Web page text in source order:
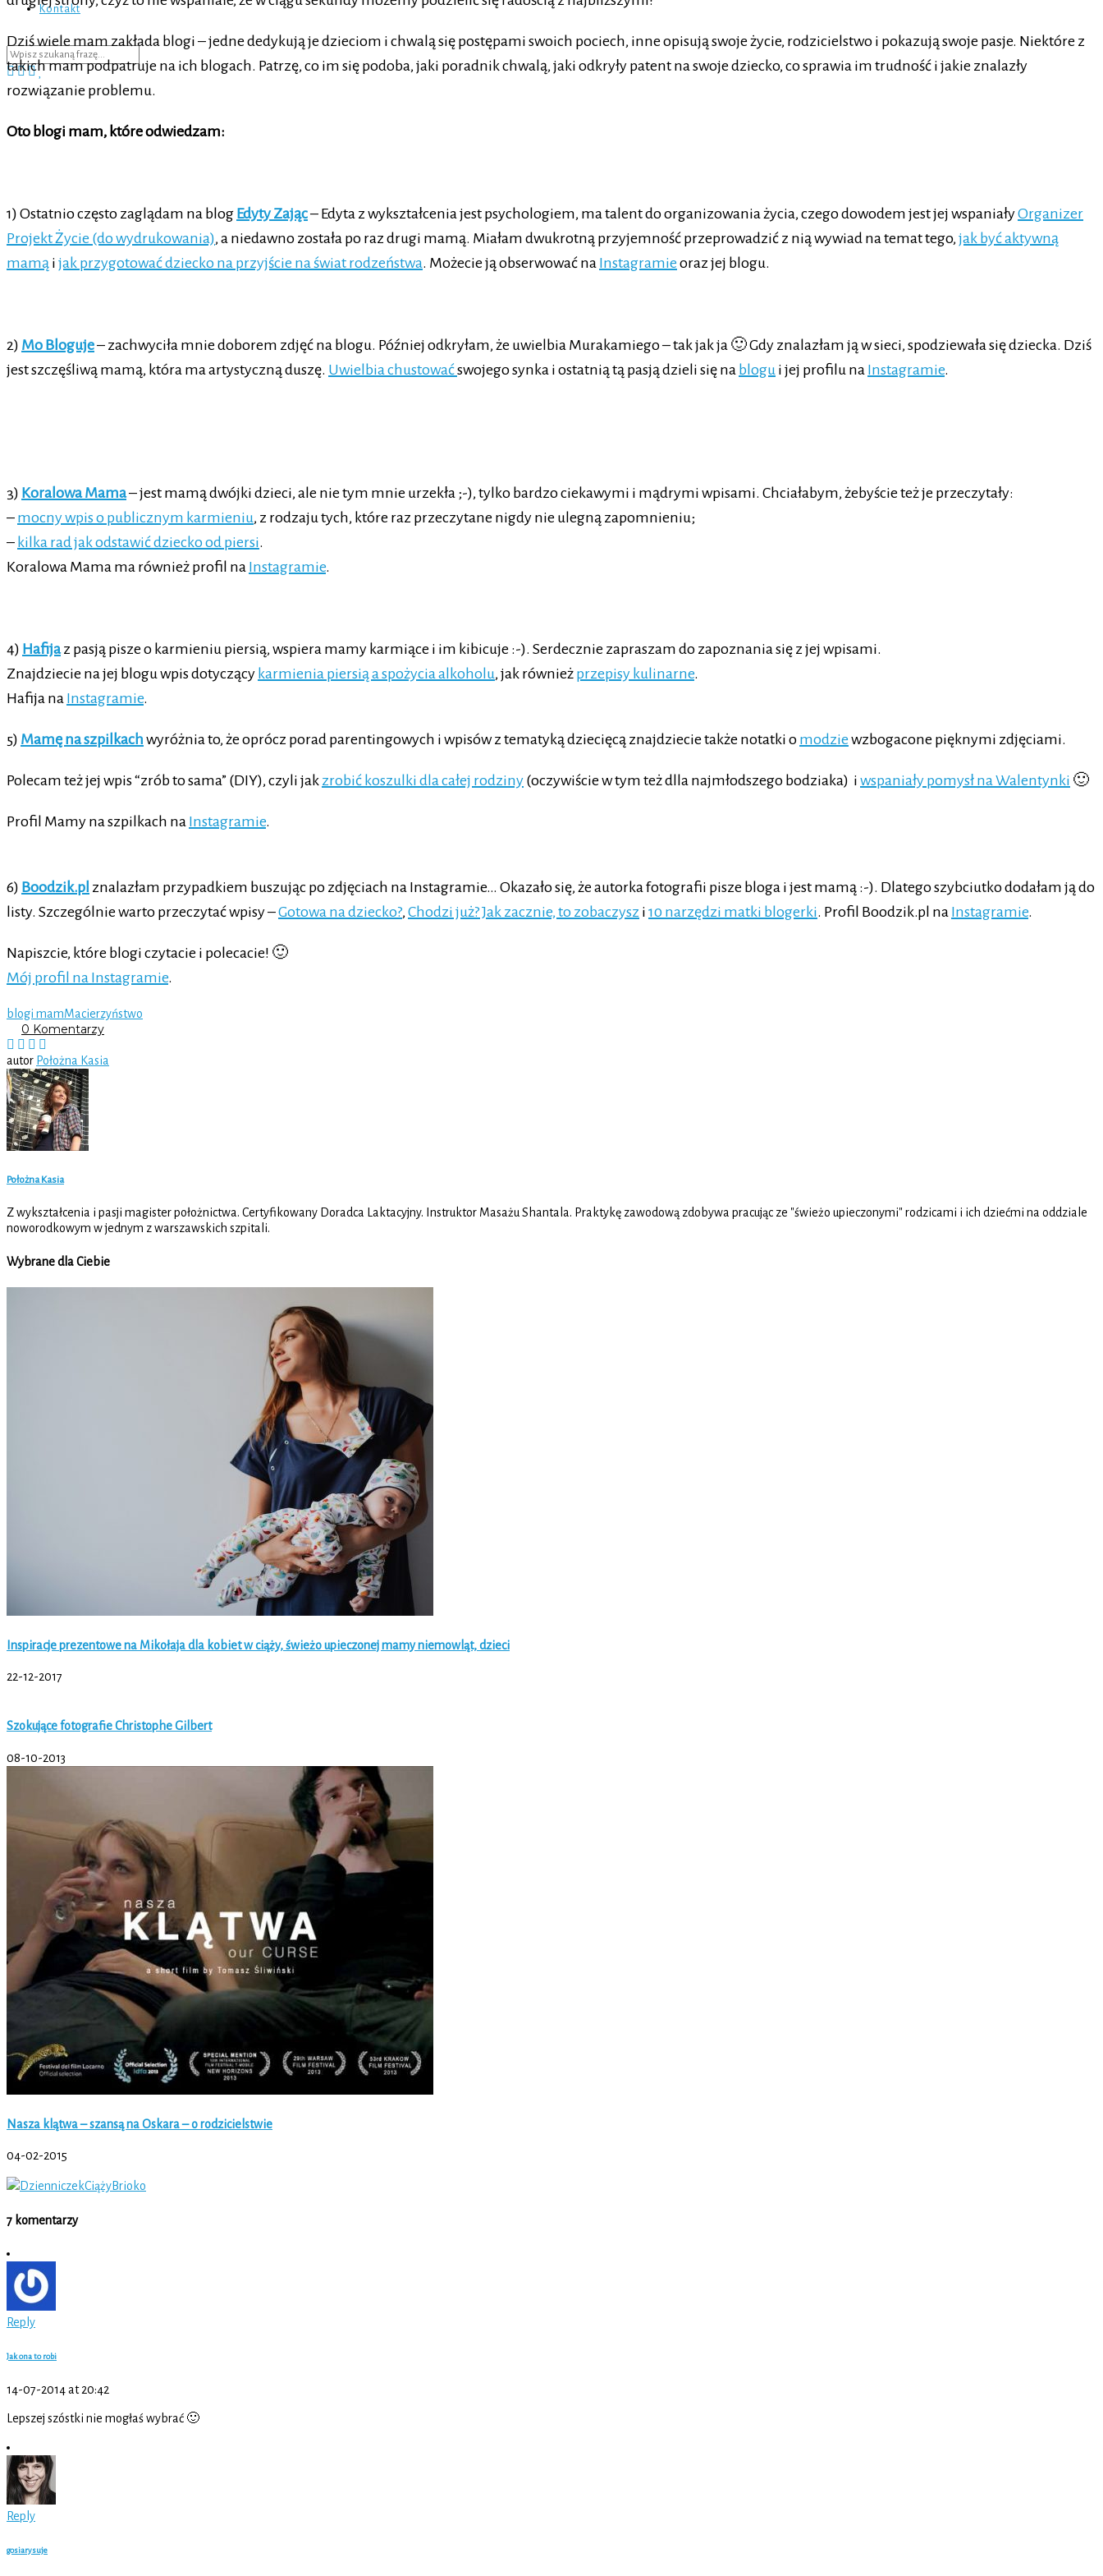
Kontakt
Dziś wiele mam zakłada blogi – jedne dedykują je dzieciom i chwalą się postępami swoich pociech, inne opisują swoje życie, rodzicielstwo i pokazują swoje pasje. Niektóre z
takich mam podpatruje na ich blogach. Patrzę, co im się podoba, jaki poradnik chwalą, jaki odkryły patent na swoje dziecko, co sprawia im trudność i jakie znalazły
rozwiązanie problemu.
Oto blogi mam, które odwiedzam:
1) Ostatnio często zaglądam na blog Edyty Zając– Edyta z wykształcenia jest psychologiem, ma talent do organizowania życia, czego dowodem jest jej wspaniałyOrganizer
Projekt Życie (do wydrukowania), a niedawno została po raz drugi mamą. Miałam dwukrotną przyjemność przeprowadzić z nią wywiad na temat tego, jak być aktywną
mamą i jak przygotować dziecko na przyjście na świat rodzeństwa. Możecie ją obserwować na Instagramie oraz jej blogu.
2) Mo Bloguje– zachwyciła mnie doborem zdjęć na blogu. Później odkryłam, że uwielbia Murakamiego – tak jak ja 🙂 Gdy znalazłam ją w sieci, spodziewała się dziecka. Dziś
jest szczęśliwą mamą, która ma artystyczną duszę. Uwielbia chustowaćswojego synka i ostatnią tą pasją dzieli się na blogu i jej profilu na Instagramie.
3) Koralowa Mama– jest mamą dwójki dzieci, ale nie tym mnie urzekła ;-), tylko bardzo ciekawymi i mądrymi wpisami. Chciałabym, żebyście też je przeczytały:
– mocny wpis o publicznym karmieniu, z rodzaju tych, które raz przeczytane nigdy nie ulegną zapomnieniu;
– kilka rad jak odstawić dziecko od piersi.
Koralowa Mama ma również profil na Instagramie.
4) Hafijaz pasją pisze o karmieniu piersią, wspiera mamy karmiące i im kibicuje :-). Serdecznie zapraszam do zapoznania się z jej wpisami.
Znajdziecie na jej blogu wpis dotyczący karmienia piersią a spożycia alkoholu, jak również przepisy kulinarne.
Hafija na Instagramie.
5) Mamę na szpilkach wyróżnia to, że oprócz porad parentingowych i wpisów z tematyką dziecięcą znajdziecie także notatki o modzie wzbogacone pięknymi zdjęciami.
Polecam też jej wpis “zrób to sama” (DIY), czyli jak zrobić koszulki dla całej rodziny (oczywiście w tym też dlla najmłodszego bodziaka) i wspaniały pomysł na Walentynki 🙂
Profil Mamy na szpilkach na Instagramie.
6) Boodzik.pl znalazłam przypadkiem buszując po zdjęciach na Instagramie… Okazało się, że autorka fotografii pisze bloga i jest mamą :-). Dlatego szybciutko dodałam ją do
listy. Szczególnie warto przeczytać wpisy –Gotowa na dziecko?, Chodzi już? Jak zacznie, to zobaczysz i 10 narzędzi matki blogerki. Profil Boodzik.pl na Instagramie.
Napiszcie, które blogi czytacie i polecacie! 🙂
Mój profil na Instagramie.
blogi mamMacierzyństwo
0 Komentarzy
autor Położna Kasia
Położna Kasia
Z wykształcenia i pasji magister położnictwa. Certyfikowany Doradca Laktacyjny. Instruktor Masażu Shantala. Praktykę zawodową zdobywa pracując ze "świeżo upieczonymi" rodzicami i ich dziećmi na oddziale
noworodkowym w jednym z warszawskich szpitali.
Wybrane dla Ciebie
Inspiracje prezentowe na Mikołaja dla kobiet w ciąży, świeżo upieczonej mamy niemowląt, dzieci
22-12-2017
Szokujące fotografie Christophe Gilbert
08-10-2013
Nasza klątwa – szansą na Oskara – o rodzicielstwie
04-02-2015
7 komentarzy
Reply
Jak ona to robi
14-07-2014 at 20:42
Lepszej szóstki nie mogłaś wybrać 🙂
Reply
gosiarysuje